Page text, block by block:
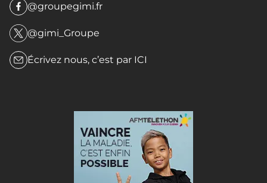
@groupegimi.fr
@gimi_Groupe
Écrivez nous, c’est par ICI